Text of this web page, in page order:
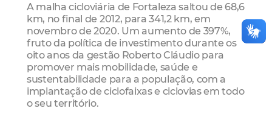
A malha cicloviária de Fortaleza saltou de 68,6
km, no final de 2012, para 341,2 km, em
novembro de 2020. Um aumento de 397%,
fruto da política de investimento durante os
oito anos da gestão Roberto Cláudio para
promover mais mobilidade, saúde e
sustentabilidade para a população, com a
implantação de ciclofaixas e ciclovias em todo
o seu território.